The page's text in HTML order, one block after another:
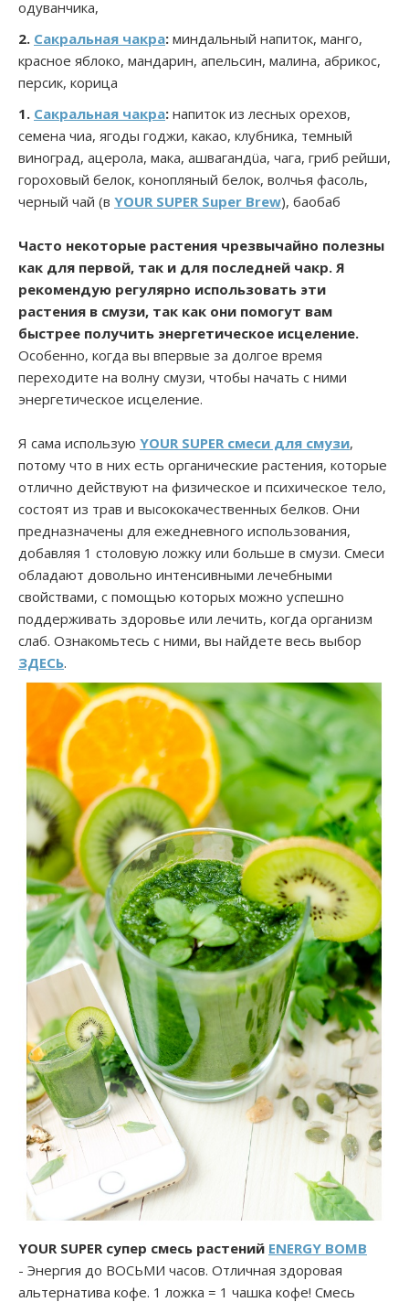
одуванчика,
2. Сакральная чакра: миндальный напиток, манго,
красное яблоко, мандарин, апельсин, малина, абрикос,
персик, корица
1. Сакральная чакра: напиток из лесных орехов,
семена чиа, ягоды годжи, какао, клубника, темный
виноград, ацерола, мака, ашвагандüа, чага, гриб рейши,
гороховый белок, конопляный белок, волчья фасоль,
черный чай (в YOUR SUPER Super Brew), баобаб
Часто некоторые растения чрезвычайно полезны
как для первой, так и для последней чакр. Я
рекомендую регулярно использовать эти
растения в смузи, так как они помогут вам
быстрее получить энергетическое исцеление.
Особенно, когда вы впервые за долгое время
переходите на волну смузи, чтобы начать с ними
энергетическое исцеление.
Я сама использую YOUR SUPER смеси для смузи,
потому что в них есть органические растения, которые
отлично действуют на физическое и психическое тело,
состоят из трав и высококачественных белков. Они
предназначены для ежедневного использования,
добавляя 1 столовую ложку или больше в смузи. Смеси
обладают довольно интенсивными лечебными
свойствами, с помощью которых можно успешно
поддерживать здоровье или лечить, когда организм
слаб. Ознакомьтесь с ними, вы найдете весь выбор
ЗДЕСЬ.
YOUR SUPER супер смесь растений ENERGY BOMB
- Энергия до ВОСЬМИ часов. Отличная здоровая
альтернатива кофе. 1 ложка = 1 чашка кофе! Смесь